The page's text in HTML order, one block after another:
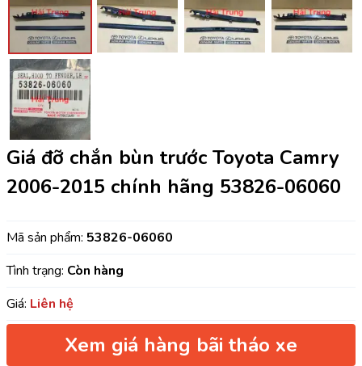
Giá đỡ chắn bùn trước Toyota Camry
2006-2015 chính hãng 53826-06060
Mã sản phẩm: 53826-06060
Tình trạng: Còn hàng
Giá: Liên hệ
Xem giá hàng bãi tháo xe